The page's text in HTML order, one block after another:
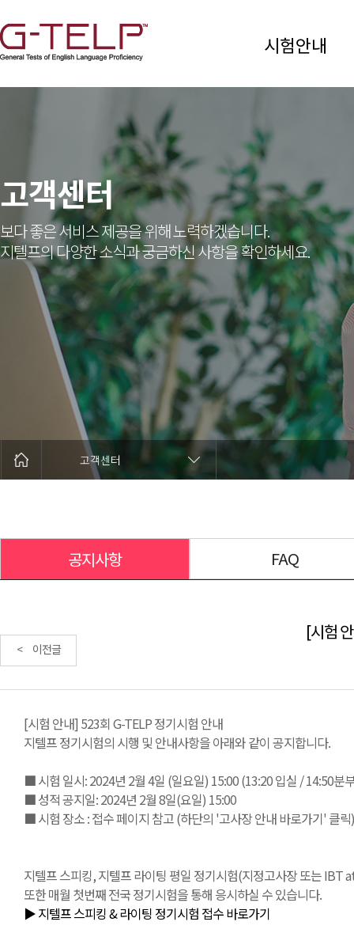
시험안내
고객센터
보다 좋은 서비스 제공을 위해 노력하겠습니다.
지텔프의 다양한 소식과 궁금하신 사항을 확인하세요.
고객센터
공지사항 FAQ
[시험
< 이전글
[시험 안내] 523회 G-TELP 정기시험 안내
지텔프 정기시험의 시행 및 안내사항을 아래와 같이 공지합니다.
■ 시험 일시: 2024년 2월 4일 (일요일) 15:00 (13:20 입실 / 14:50분
■ 성적 공지일: 2024년 2월 8일(요일) 15:00
■ 시험 장소 : 접수 페이지 참고 (하단의 '고사장 안내 바로가기' 클릭)
지텔프 스피킹, 지텔프 라이팅 평일 정기시험(지정고사장 또는 IBT
또한 매월 첫번째 전국 정기시험을 통해 응시하실 수 있습니다.
▶ 지텔프 스피킹 & 라이팅 정기시험 접수 바로가기